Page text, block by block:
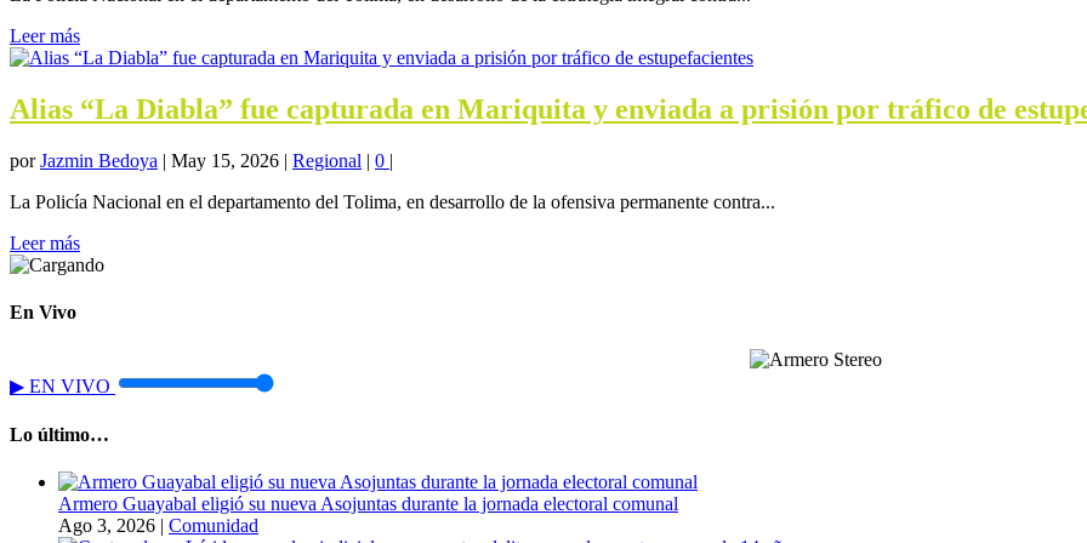
Leer más
Alias “La Diabla” fue capturada en Mariquita y enviada a prisión por tráfico de
porJazmin Bedoya | May 15, 2026 | Regional | 0 |
La Policía Nacional en el departamento del Tolima, en desarrollo de la ofensiva permanente contra...
Leer más
En Vivo
▶ EN VIVO
Lo último…
Armero Guayabal eligió su nueva Asojuntas durante la jornada electoral comunal
Ago 3, 2026 | Comunidad